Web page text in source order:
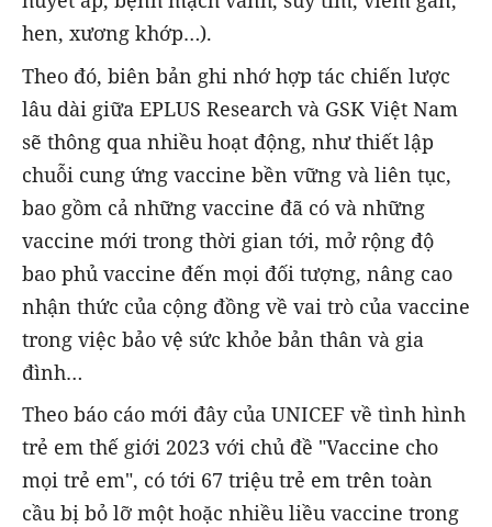
hen, xương khớp…).
Theo đó, biên bản ghi nhớ hợp tác chiến lược
lâu dài giữa EPLUS Research và GSK Việt Nam
sẽ thông qua nhiều hoạt động, như thiết lập
chuỗi cung ứng vaccine bền vững và liên tục,
bao gồm cả những vaccine đã có và những
vaccine mới trong thời gian tới, mở rộng độ
bao phủ vaccine đến mọi đối tượng, nâng cao
nhận thức của cộng đồng về vai trò của vaccine
trong việc bảo vệ sức khỏe bản thân và gia
đình…
Theo báo cáo mới đây của UNICEF về tình hình
trẻ em thế giới 2023 với chủ đề "Vaccine cho
mọi trẻ em", có tới 67 triệu trẻ em trên toàn
cầu bị bỏ lỡ một hoặc nhiều liều vaccine trong